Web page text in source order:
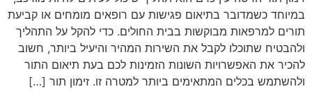
במיוחד כשמדובר בתיאום פגישות עם רופאים מומחים או קביעת
תורים למרפאות מבוקשות בבית החולים. כדי להקל על התהליך
ולהבטיח שתוכלו לקבל את השירות המהיר והיעיל ביותר, חשוב
להכיר את האפשרויות השונות הזמינות לכם בעת תיאום התור
ולהשתמש בכלים המתאימים ביותר למטרה זו. זימון תור […]